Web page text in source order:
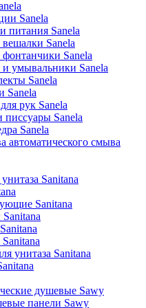
Sanela
питания Sanela
Sanela
Sanela
умывальники Sanela
Sanela
Sanela
рук Sanela
писсуары Sanela
Sanela
автоматического смыва
Sanitana
Sanitana
унитаза Sanitana
душевые Sawy
панели Sawy